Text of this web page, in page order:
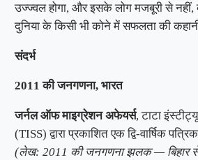
उज्ज्वल होगा, और इसके लोग मजबूरी से नहीं,
दुनिया के किसी भी कोने में सफलता की
संदर्भ
2011 की जनगणना, भारत
जर्नल ऑफ माइग्रेशन अफेयर्स, टाटा
(TISS) द्वारा प्रकाशित एक द्वि-वार्षिक
(लेख: 2011 की जनगणना झलक — बिहार से